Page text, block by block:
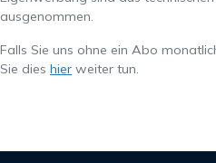
ausgenommen.
Falls Sie uns ohne ein Abo
Sie dies hier weiter tun.